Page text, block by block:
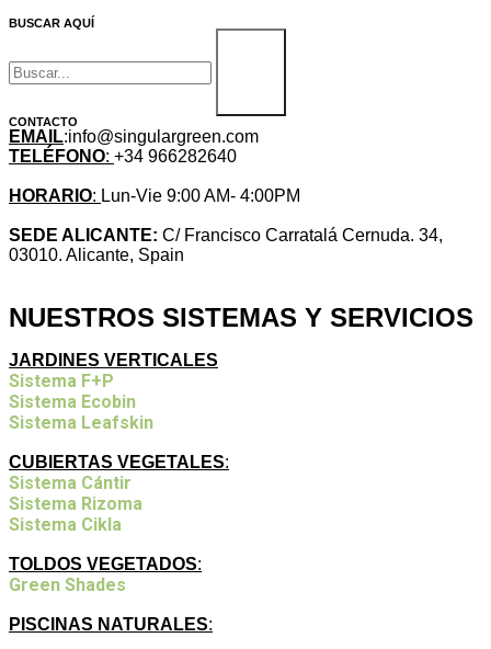
BUSCAR AQUÍ
CONTACTO
EMAIL:info@singulargreen.com
TELÉFONO: +34 966282640
HORARIO: Lun-Vie 9:00 AM- 4:00PM
SEDE ALICANTE: C/ Francisco Carratalá Cernuda. 34,
03010. Alicante, Spain
NUESTROS SISTEMAS Y SERVICIOS
JARDINES VERTICALES
Sistema F+P
Sistema Ecobin
Sistema Leafskin
CUBIERTAS VEGETALES:
Sistema Cántir
Sistema Rizoma
Sistema Cikla
TOLDOS VEGETADOS:
Green Shades
PISCINAS NATURALES: